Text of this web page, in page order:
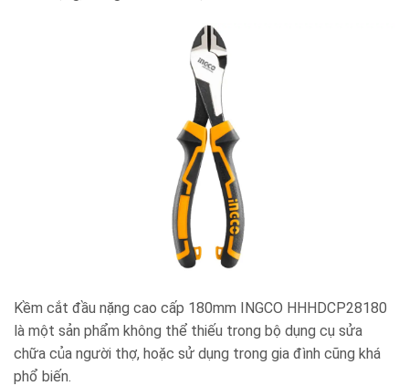
Kềm cắt đầu nặng cao cấp 180mm INGCO HHHDCP28180
là một sản phẩm không thể thiếu trong bộ dụng cụ sửa
chữa của người thợ, hoặc sử dụng trong gia đình cũng khá
phổ biến.